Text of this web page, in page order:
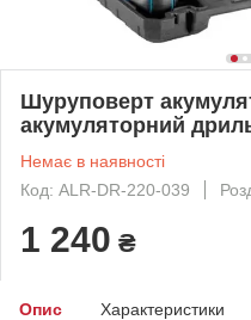
Шуруповерт
акумуляторний
Немає в наявності
Код: ALR-DR-220-039
1 240 ₴
Опис Характеристики